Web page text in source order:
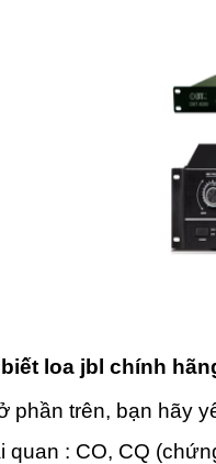
loa jbl chính
phần trên, bạn hãy
quan : CO, CQ